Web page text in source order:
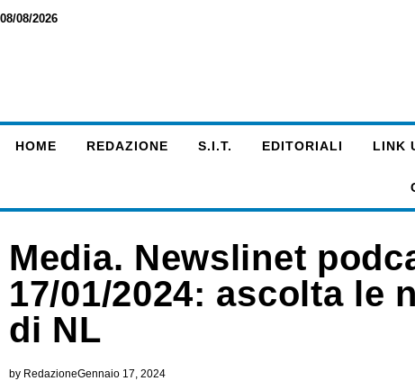
08/08/2026
HOME REDAZIONE S.I.T. EDITORIALI LINK
Media. Newslinet
17/01/2024: ascolta le
di NL
by RedazioneGennaio 17, 2024